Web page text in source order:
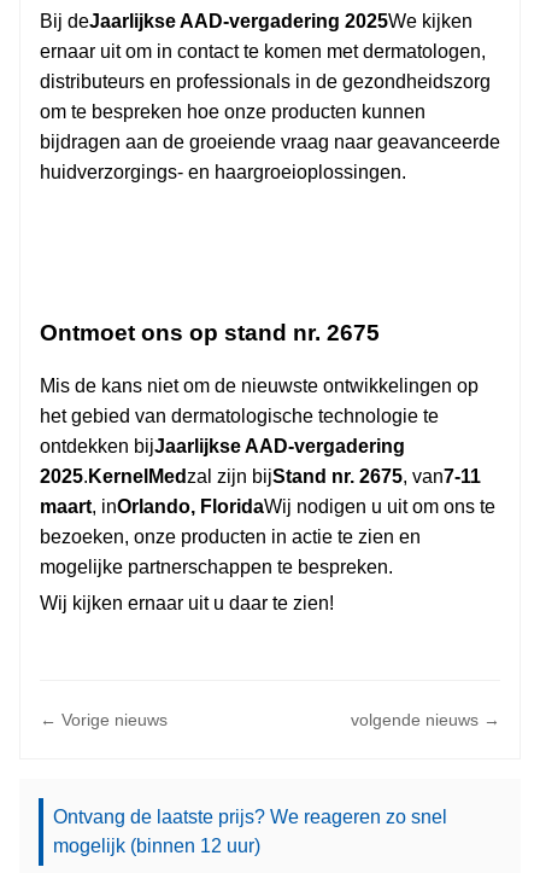
Bij deJaarlijkse AAD-vergadering 2025We kijken
ernaar uit om in contact te komen met dermatologen,
distributeurs en professionals in de gezondheidszorg
om te bespreken hoe onze producten kunnen
bijdragen aan de groeiende vraag naar geavanceerde
huidverzorgings- en haargroeioplossingen.
Ontmoet ons op stand nr. 2675
Mis de kans niet om de nieuwste ontwikkelingen op
het gebied van dermatologische technologie te
ontdekken bijJaarlijkse AAD-vergadering
2025. KernelMedzal zijn bijStand nr. 2675, van7-11
maart, inOrlando, FloridaWij nodigen u uit om ons te
bezoeken, onze producten in actie te zien en
mogelijke partnerschappen te bespreken.
Wij kijken ernaar uit u daar te zien!
← Vorige nieuws volgende nieuws →
Ontvang de laatste prijs? We reageren zo snel
mogelijk (binnen 12 uur)